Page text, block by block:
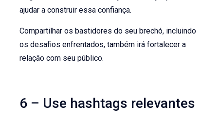
ajudar a construir essa confiança.
Compartilhar os bastidores do seu brechó, incluindo
os desafios enfrentados, também irá fortalecer a
relação com seu público.
6 – Use hashtags relevantes